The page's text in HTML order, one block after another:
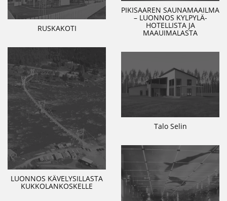
PIKISAAREN SAUNAMAAILMA
– LUONNOS KYLPYLÄ-
HOTELLISTA JA
MAAUIMALASTA
RUSKAKOTI
LUONNOS KÄVELYSILLASTA
KUKKOLANKOSKELLE
Talo Selin